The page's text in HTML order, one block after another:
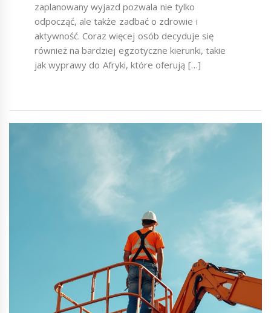
zaplanowany wyjazd pozwala nie tylko
odpocząć, ale także zadbać o zdrowie i
aktywność. Coraz więcej osób decyduje się
również na bardziej egzotyczne kierunki, takie
jak wyprawy do Afryki, które oferują […]